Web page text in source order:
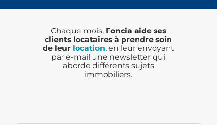
Chaque mois, Foncia aide ses
clients locataires à prendre soin
de leur location, en leur envoyant
par e-mail une newsletter qui
aborde différents sujets
immobiliers.